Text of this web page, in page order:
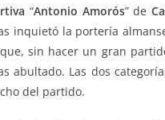
“Antonio Amorós” de
inquietó la portería
que, sin hacer un gran
abultado. Las dos
del partido.